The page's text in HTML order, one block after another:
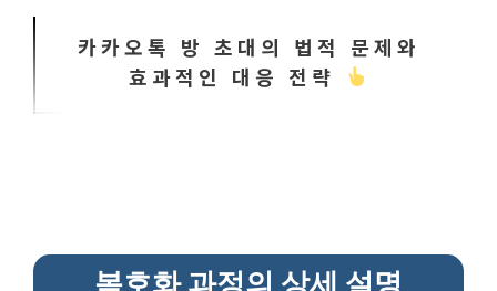
카카오톡 방 초대의 법적 문제와
효과적인 대응 전략
복호화 과정의 상세 설명